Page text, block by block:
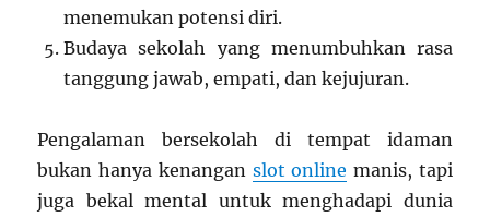
menemukan potensi diri.
Budaya sekolah yang menumbuhkan rasa
tanggung jawab, empati, dan kejujuran.
Pengalaman bersekolah di tempat idaman
bukan hanya kenangan slot online manis, tapi
juga bekal mental untuk menghadapi dunia